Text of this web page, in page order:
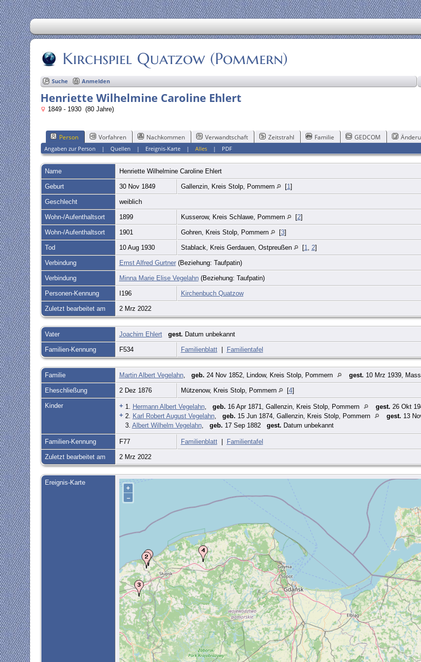
Kirchspiel Quatzow (Pommern)
Suche Anmelden
Henriette Wilhelmine Caroline Ehlert
1849 - 1930 (80 Jahre)
Person Vorfahren Nachkommen Verwandtschaft Zeitstrahl Familie GEDCOM
Angaben zur Person |Quellen | Ereignis-Karte |Alles | PDF
Name Henriette Wilhelmine Caroline Ehlert
Geburt 30 Nov 1849 Gallenzin, Kreis Stolp, Pommern [1 ]
Geschlecht weiblich
Wohn-/Aufenthaltsort 1899 Kusserow, Kreis Schlawe, Pommern [2]
Wohn-/Aufenthaltsort 1901 Gohren, Kreis Stolp, Pommern [3]
Tod 10 Aug 1930 Stablack, Kreis Gerdauen, Ostpreußen [1 2]
Verbindung Ernst Alfred Gurtner(Beziehung: Taufpatin)
Verbindung Minna Marie Elise Vegelahn(Beziehung: Taufpatin)
Personen-Kennung I196 Kirchenbuch Quatzow
Zuletzt bearbeitet am 2 Mrz 2022
Vater Joachim Ehlert gest. Datum unbekannt
Familien-Kennung F534 Familienblatt| Familientafel
Familie Martin Albert Vegelahn, geb. 24 Nov 1852, Lindow, Kreis Stolp, Pommern gest. 10 Mrz 1939,
Eheschließung 2 Dez 1876 Mützenow, Kreis Stolp, Pommern [4]
Kinder + 1. Hermann Albert Vegelahn, geb. 16 Apr 1871, Gallenzin, Kreis Stolp, Pommern gest. 26 Okt
+ 2. Karl Robert August Vegelahn, geb. 15 Jun 1874, Gallenzin, Kreis Stolp, Pommern gest. 13
3. Albert Wilhelm Vegelahn, geb. 17 Sep 1882 gest. Datum unbekannt
Familien-Kennung F77 Familienblatt| Familientafel
Zuletzt bearbeitet am 2 Mrz 2022
Ereignis-Karte
+
–